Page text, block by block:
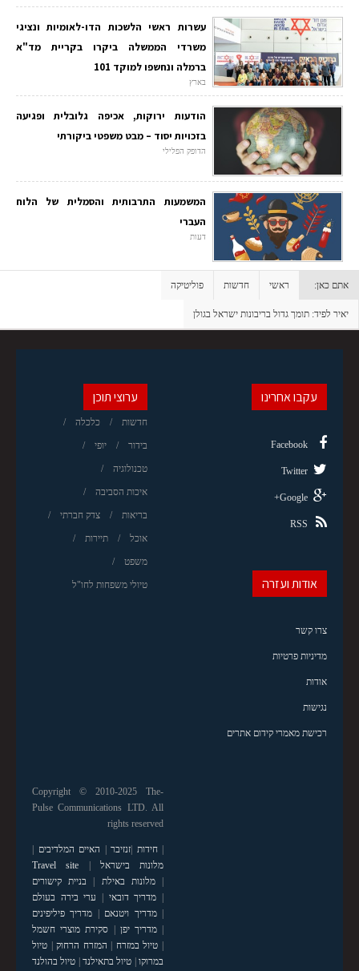
עשרות ראשי הלשכות הדו-לאומיות ונציגי
משרדי הממשלה ביקרו בקריית מד"א
ברמלה ונחשפו למוקד 101
בארץ
הודעות ירוקות, אכיפה גלובלית ופגיעה
בזכויות יסוד – מבט משפטי ביקורתי
הדופק הפלילי
המשמעות התרבותית והסמלית של הלוח
העברי
דעות
אתם כאן: ראשי חדשות פוליטיקה
יאיר לפיד: תומך גדול בריבונות ישראל בגולן
ערוצי תוכן
חדשות כלכלה
בידור יופי
טכנולוגיה
איכות הסביבה
בריאות צדק חברתי
אוכל תיירות
משפט
טיולי משפחות לחו"ל
עקבו אחרינו
Facebook
Twitter
Google+
RSS
אודות ועזרה
צרו קשר
מדיניות פרטיות
אודות
נגישות
רכישת מאמרי קידום אתרים
Copyright © 2010-2025 The-
Pulse Communications LTD. All
rights reserved
|חידות |זנזיבר | האיים המלדיבים |
מלונות בישראל |
Travel site
|מלונות באילת | בניית קישורים
| מדריך דובאי | ערי בירה בעולם
|מדריך ויטנאם | מדריך פיליפינים
|מדריך יפן | סקירת מוצרי חשמל
| טיול במזרח | המזרח הרחוק| טיול
במרוקו| טיול בתאילנד| טיול בהולנד